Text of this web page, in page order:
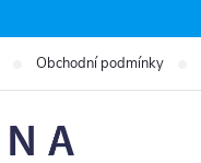
Obchodní podmínky